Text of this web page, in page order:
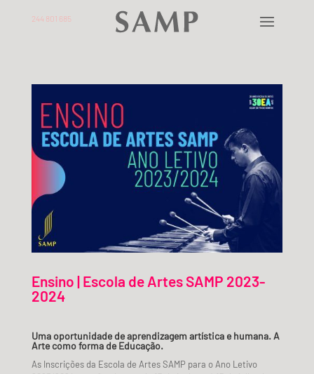
244 801 685
Ensino | Escola de Artes SAMP 2023-
2024
Uma oportunidade de aprendizagem artística e humana. A
Arte como forma de Educação.
As Inscrições da Escola de Artes SAMP para o Ano Letivo